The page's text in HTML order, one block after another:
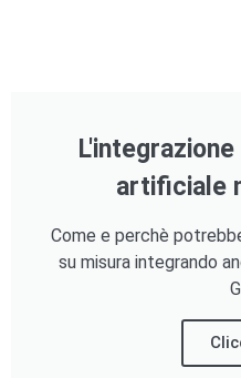
artificiale
Come e perchè
su misura integrando